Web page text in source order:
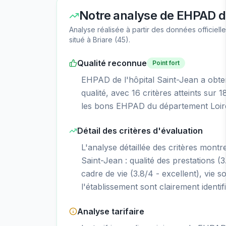
Notre analyse de EHPAD
Analyse réalisée à partir des données
situé à Briare (45).
Qualité reconnue Point fort
EHPAD de l'hôpital Saint-Jean a
qualité, avec 16 critères atteints sur
les bons EHPAD du département
Détail des critères d'évaluation
L'analyse détaillée des critères
Saint-Jean : qualité des prestations
cadre de vie (3.8/4 - excellent), vie
l'établissement sont clairement
Analyse tarifaire